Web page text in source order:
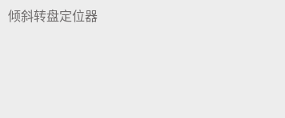
倾斜转盘定位器